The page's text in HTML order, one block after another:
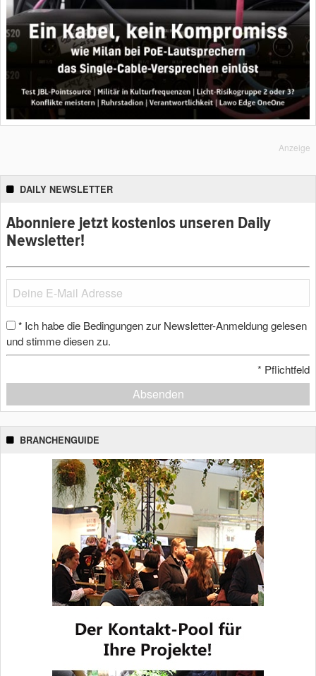
Anzeige
DAILY NEWSLETTER
Abonniere jetzt kostenlos unseren Daily
Newsletter!
* Ich habe die Bedingungen zur Newsletter-Anmeldung gelesen
und stimme diesen zu.
* Pflichtfeld
Absenden
BRANCHENGUIDE